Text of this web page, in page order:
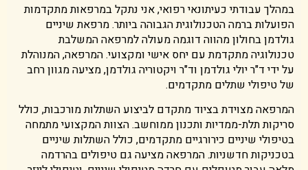
במהלך עבודתי כעיתונאי רפואי, אני נתקל במרפאות מתקדמות
הפועלות ברמה הטכנולוגית הגבוהה ביותר. מרפאת שיניים
גולדמן בחולון מהווה דוגמה מעולה למרפאה המשלבת
טכנולוגיה מתקדמת עם יחס אישי ומקצועי. המרפאה, המנוהלת
על ידי ד"ר יולי גולדמן וד"ר ויקטוריה גולדמן, מציעה מגוון רחב
של טיפולי שתלים מתקדמים.
המרפאה מצוידת בציוד מתקדם לביצוע השתלות מורכבות, כולל
סריקות תלת-ממדיות ותכנון ממוחשב. הצוות המקצועי מתמחה
בטיפולי שיניים כירורגיים מתקדמים, כולל השתלות שיניים
בטכניקות חדשניות. המרפאה מציעה גם טיפולים בהרדמה